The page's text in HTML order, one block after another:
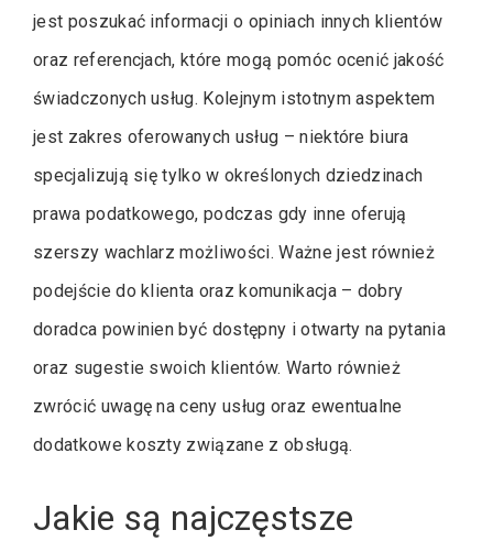
jest poszukać informacji o opiniach innych klientów
oraz referencjach, które mogą pomóc ocenić jakość
świadczonych usług. Kolejnym istotnym aspektem
jest zakres oferowanych usług – niektóre biura
specjalizują się tylko w określonych dziedzinach
prawa podatkowego, podczas gdy inne oferują
szerszy wachlarz możliwości. Ważne jest również
podejście do klienta oraz komunikacja – dobry
doradca powinien być dostępny i otwarty na pytania
oraz sugestie swoich klientów. Warto również
zwrócić uwagę na ceny usług oraz ewentualne
dodatkowe koszty związane z obsługą.
Jakie są najczęstsze